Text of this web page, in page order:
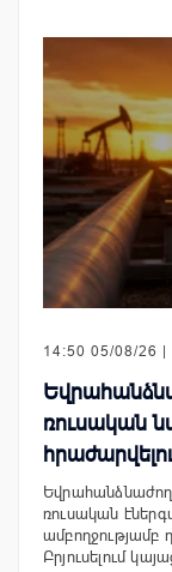
14:50 05/08/26 |
ռուսական
ռուսական
ամբողջությամբ
Բրյուսելում